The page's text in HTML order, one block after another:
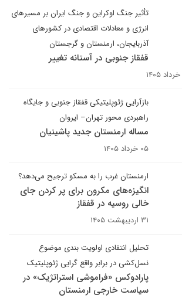
تأثیر جنگ اوکراین و جنگ ایران بر مسیرهای
انرژی و معادلات اقتصادی در کشورهای
آذربایجان، ارمنستان و گرجستان
قفقاز جنوبی در آستانه تغییر
بازآرایی ژئوپلیتیکی قفقاز جنوبی و جایگاه
راهبردی محور تهران– ایروان
مساله ارمنستان جدید پاشینیان
۰۵ خرداد ۱۴۰۵
ارمنستان غرب را به مسکو ترجیح می‌دهد؟
انگیزه‌های مکرون برای پر کردن جای
خالی روسیه در قفقاز
۳۱ اردیبهشت ۱۴۰۵
تحلیل انتقادی اولویت ‌بندی موضوع
نسل‌کشی در برابر واقع‌ گرایی ژئوپلیتیک
پارادوکس «فراموشی استراتژیک» در
سیاست خارجی ارمنستان